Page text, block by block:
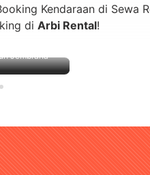
Kendaraan di Sewa
di Arbi Rental!
Jembrana